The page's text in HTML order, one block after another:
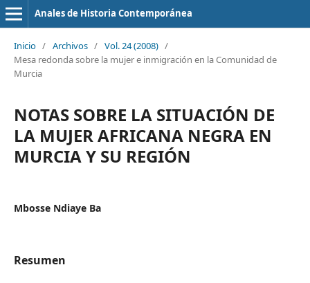
Anales de Historia Contemporánea
Inicio / Archivos / Vol. 24 (2008) /
Mesa redonda sobre la mujer e inmigración en la Comunidad de
Murcia
NOTAS SOBRE LA SITUACIÓN DE
LA MUJER AFRICANA NEGRA EN
MURCIA Y SU REGIÓN
Mbosse Ndiaye Ba
Resumen